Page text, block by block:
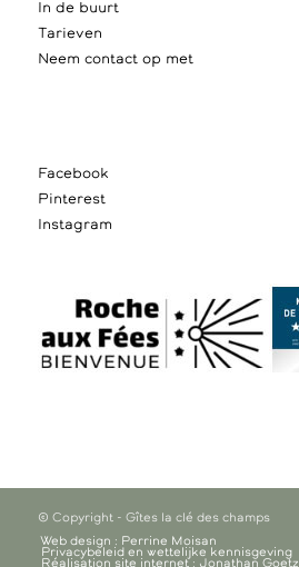
In de buurt
Tarieven
Neem contact op met
Facebook
Pinterest
Instagram
© Copyright - Gîtes la clé des champs
Web design : Perrine Moisan
Privacybeleid en wettelijke kennisgeving
Réalisation site internet : Jonathan Goetz